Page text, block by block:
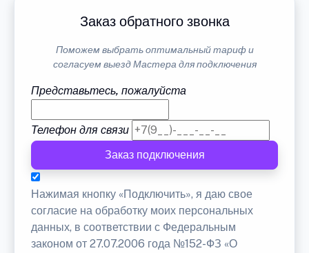
Заказ обратного звонка
Поможем выбрать оптимальный тариф и
согласуем выезд Мастера для подключения
Представьтесь, пожалуйста
Телефон для связи
Заказ подключения
Нажимая кнопку «Подключить», я даю свое
согласие на обработку моих персональных
данных, в соответствии с Федеральным
законом от 27.07.2006 года №152-ФЗ «О